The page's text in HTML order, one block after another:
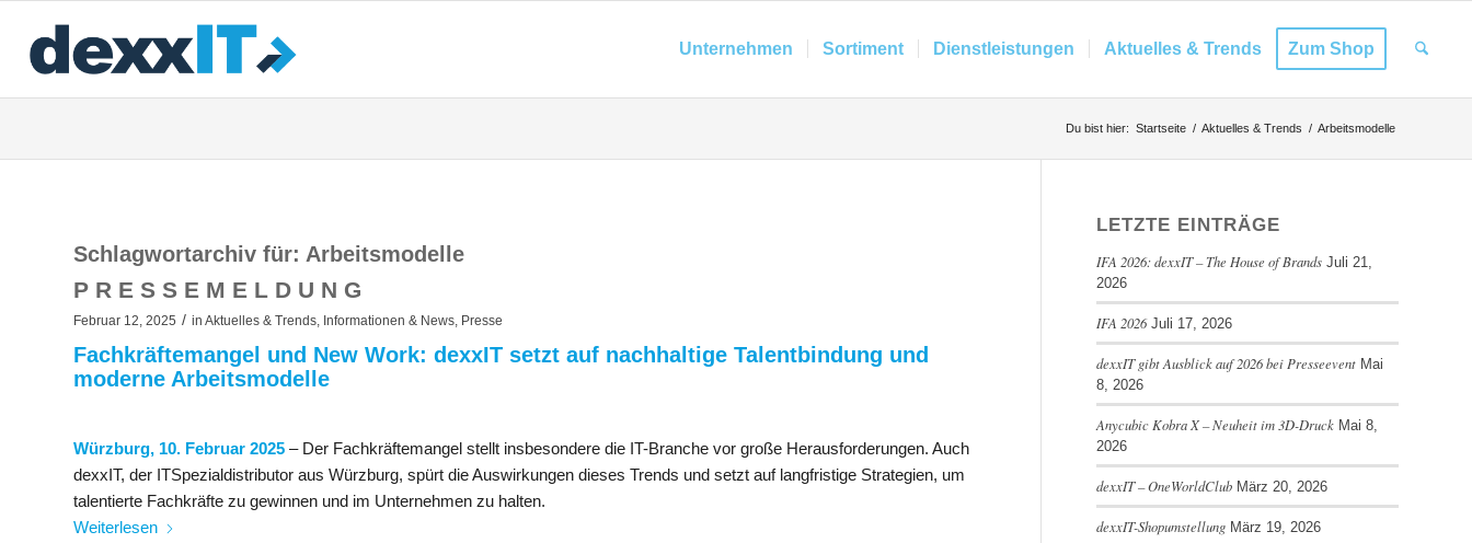
Unternehmen Sortiment Dienstleistungen Aktuelles & Trends Zum Shop
Du bist hier: Startseite / Aktuelles & Trends / Arbeitsmodelle
Schlagwortarchiv für: Arbeitsmodelle
P R E S S E M E L D U N G
Februar 12, 2025 / in Aktuelles & Trends, Informationen & News, Presse
Fachkräftemangel und New Work: dexxIT setzt auf nachhaltige Talentbindung und
moderne Arbeitsmodelle
Würzburg, 10. Februar 2025 – Der Fachkräftemangel stellt insbesondere die IT-Branche vor große Herausforderungen. Auch
dexxIT, der ITSpezialdistributor aus Würzburg, spürt die Auswirkungen dieses Trends und setzt auf langfristige Strategien, um
talentierte Fachkräfte zu gewinnen und im Unternehmen zu halten.
Weiterlesen
LETZTE EINTRÄGE
IFA 2026: dexxIT – The House of Brands Juli 21,
2026
IFA 2026 Juli 17, 2026
dexxIT gibt Ausblick auf 2026 bei Presseevent Mai
8, 2026
Anycubic Kobra X – Neuheit im 3D-Druck Mai 8,
2026
dexxIT – OneWorldClub März 20, 2026
dexxIT-Shopumstellung März 19, 2026